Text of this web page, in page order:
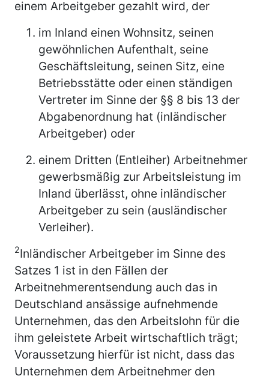
einem Arbeitgeber gezahlt wird, der
im Inland einen Wohnsitz, seinen
gewöhnlichen Aufenthalt, seine
Geschäftsleitung, seinen Sitz, eine
Betriebsstätte oder einen ständigen
Vertreter im Sinne der §§ 8 bis 13 der
Abgabenordnung hat (inländischer
Arbeitgeber) oder
einem Dritten (Entleiher) Arbeitnehmer
gewerbsmäßig zur Arbeitsleistung im
Inland überlässt, ohne inländischer
Arbeitgeber zu sein (ausländischer
Verleiher).
2Inländischer Arbeitgeber im Sinne des
Satzes 1 ist in den Fällen der
Arbeitnehmerentsendung auch das in
Deutschland ansässige aufnehmende
Unternehmen, das den Arbeitslohn für die
ihm geleistete Arbeit wirtschaftlich trägt;
Voraussetzung hierfür ist nicht, dass das
Unternehmen dem Arbeitnehmer den